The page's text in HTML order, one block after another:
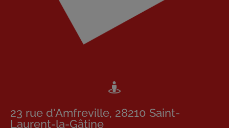
23 rue d'Amfreville, 28210 Saint-
Laurent-la-Gâtine